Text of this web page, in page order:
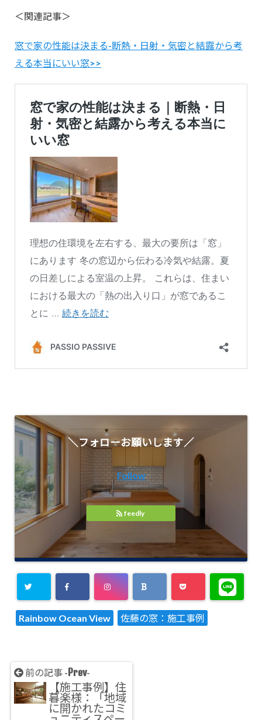
＜関連記事＞
窓で家の性能は決まる-断熱・日射・気密と結露から考
える本当にいい窓>>
＼フォローお願いします／
Follow
feedly
Rainbow Ocean View 佐藤の窓：施工事例
前の記事 - Prev-
【施工事例】住
暮楽様：「地域
に開かれたコミ